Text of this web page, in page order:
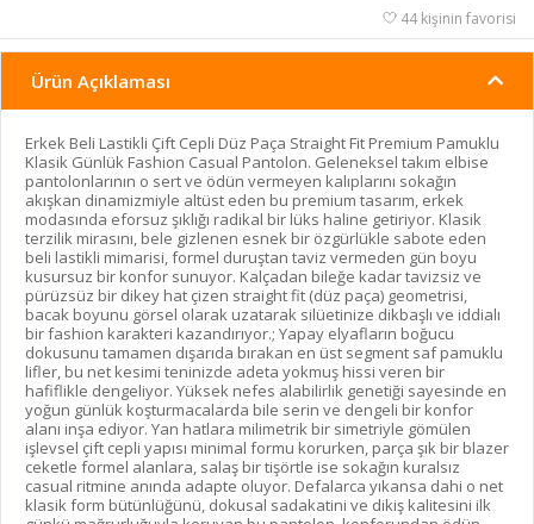
44 kişinin favorisi
Ürün Açıklaması
Erkek Beli Lastikli Çift Cepli Düz Paça Straight Fit Premium Pamuklu
Klasik Günlük Fashion Casual Pantolon. Geleneksel takım elbise
pantolonlarının o sert ve ödün vermeyen kalıplarını sokağın
akışkan dinamizmiyle altüst eden bu premium tasarım, erkek
modasında eforsuz şıklığı radikal bir lüks haline getiriyor. Klasik
terzilik mirasını, bele gizlenen esnek bir özgürlükle sabote eden
beli lastikli mimarisi, formel duruştan taviz vermeden gün boyu
kusursuz bir konfor sunuyor. Kalçadan bileğe kadar tavizsiz ve
pürüzsüz bir dikey hat çizen straight fit (düz paça) geometrisi,
bacak boyunu görsel olarak uzatarak silüetinize dikbaşlı ve iddialı
bir fashion karakteri kazandırıyor.; Yapay elyafların boğucu
dokusunu tamamen dışarıda bırakan en üst segment saf pamuklu
lifler, bu net kesimi teninizde adeta yokmuş hissi veren bir
hafiflikle dengeliyor. Yüksek nefes alabilirlik genetiği sayesinde en
yoğun günlük koşturmacalarda bile serin ve dengeli bir konfor
alanı inşa ediyor. Yan hatlara milimetrik bir simetriyle gömülen
işlevsel çift cepli yapısı minimal formu korurken, parça şık bir blazer
ceketle formel alanlara, salaş bir tişörtle ise sokağın kuralsız
casual ritmine anında adapte oluyor. Defalarca yıkansa dahi o net
klasik form bütünlüğünü, dokusal sadakatini ve dikiş kalitesini ilk